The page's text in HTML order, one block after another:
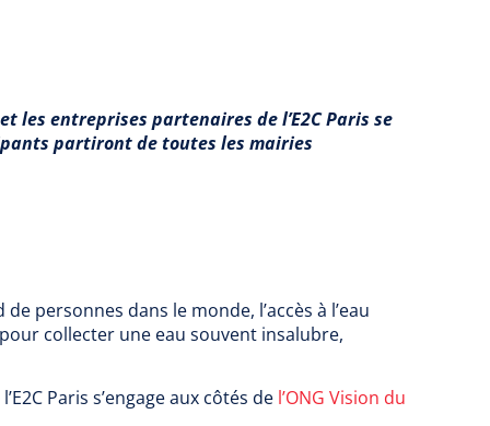
les entreprises partenaires de l’E2C Paris se
partiront de toutes les mairies
personnes dans le monde, l’accès à l’eau
collecter une eau souvent insalubre,
Paris s’engage aux côtés de l’ONG Vision du